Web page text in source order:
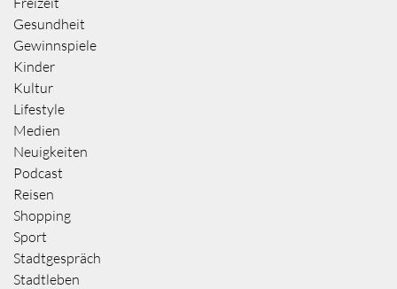
Gesundheit
Gewinnspiele
Kinder
Kultur
Lifestyle
Medien
Neuigkeiten
Podcast
Reisen
Shopping
Sport
Stadtgespräch
Stadtleben